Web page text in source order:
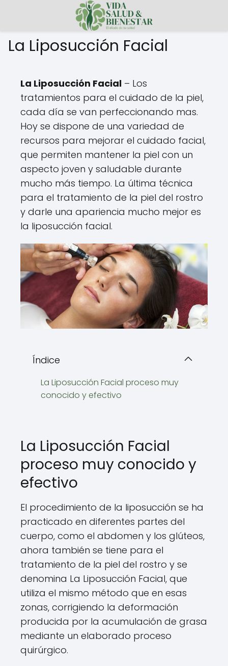
La Liposucción Facial
La Liposucción Facial – Los
tratamientos para el cuidado de la piel,
cada día se van perfeccionando mas.
Hoy se dispone de una variedad de
recursos para mejorar el cuidado facial,
que permiten mantener la piel con un
aspecto joven y saludable durante
mucho más tiempo. La última técnica
para el tratamiento de la piel del rostro
y darle una apariencia mucho mejor es
la liposucción facial.
Índice
La Liposucción Facial proceso muy
conocido y efectivo
La Liposucción Facial
proceso muy conocido y
efectivo
El procedimiento de la liposucción se ha
practicado en diferentes partes del
cuerpo, como el abdomen y los glúteos,
ahora también se tiene para el
tratamiento de la piel del rostro y se
denomina La Liposucción Facial, que
utiliza el mismo método que en esas
zonas, corrigiendo la deformación
producida por la acumulación de grasa
mediante un elaborado proceso
quirúrgico.